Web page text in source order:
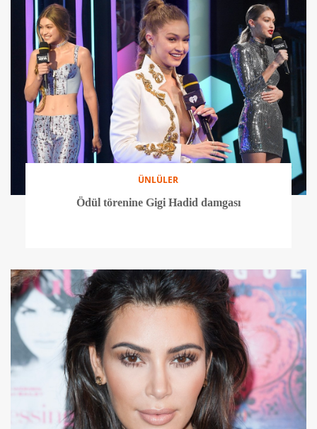
ÜNLÜLER
Ödül törenine Gigi Hadid damgası